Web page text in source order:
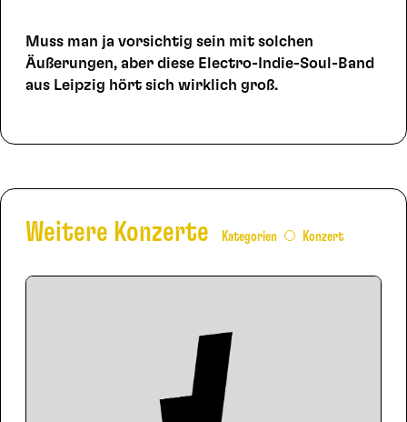
Muss man ja vorsichtig sein mit solchen
Äußerungen, aber diese Electro-Indie-Soul-Band
aus Leipzig hört sich wirklich groß.
Weitere Konzerte Kategorien Konzert